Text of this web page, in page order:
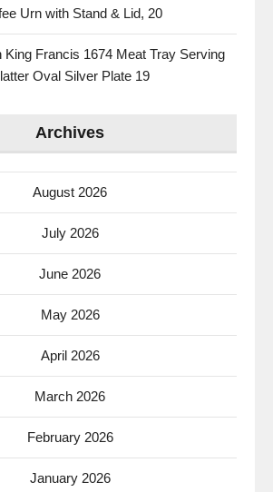
Urn with Stand & Lid, 20
King Francis 1674 Meat Tray Serving
Oval Silver Plate 19
Archives
August 2026
July 2026
June 2026
May 2026
April 2026
March 2026
February 2026
January 2026